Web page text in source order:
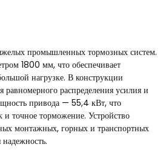
промышленных тормозных систем.
1800 мм, что обеспечивает
нагрузке. В конструкции
равномерного распределения усилия и
привода — 55,4 кВт, что
и точное торможение. Устройство
монтажных, горных и транспортных